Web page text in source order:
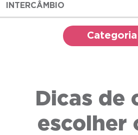
INTERCÂMBIO
Categoria
Dicas de
escolher